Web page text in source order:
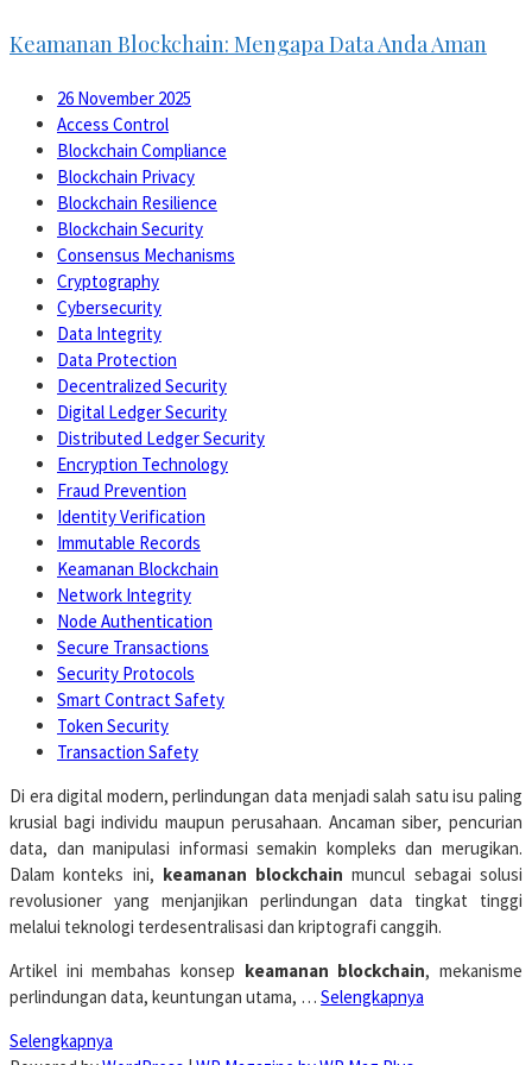
Keamanan Blockchain: Mengapa Data Anda Aman
26 November 2025
Access Control
Blockchain Compliance
Blockchain Privacy
Blockchain Resilience
Blockchain Security
Consensus Mechanisms
Cryptography
Cybersecurity
Data Integrity
Data Protection
Decentralized Security
Digital Ledger Security
Distributed Ledger Security
Encryption Technology
Fraud Prevention
Identity Verification
Immutable Records
Keamanan Blockchain
Network Integrity
Node Authentication
Secure Transactions
Security Protocols
Smart Contract Safety
Token Security
Transaction Safety
Di era digital modern, perlindungan data menjadi salah satu isu paling
krusial bagi individu maupun perusahaan. Ancaman siber, pencurian
data, dan manipulasi informasi semakin kompleks dan merugikan.
Dalam konteks ini, keamanan blockchain muncul sebagai solusi
revolusioner yang menjanjikan perlindungan data tingkat tinggi
melalui teknologi terdesentralisasi dan kriptografi canggih.
Artikel ini membahas konsep keamanan blockchain, mekanisme
perlindungan data, keuntungan utama, … Selengkapnya
Selengkapnya